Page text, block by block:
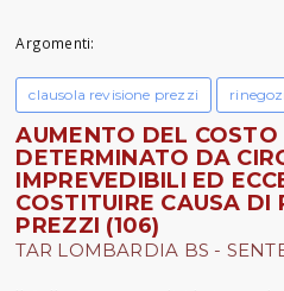
Argomenti:
clausola revisione prezzi
AUMENTO DEL
DETERMINATO DA
IMPREVEDIBILI ED
COSTITUIRE CAUSA DI
PREZZI (106)
TAR LOMBARDIA BS -